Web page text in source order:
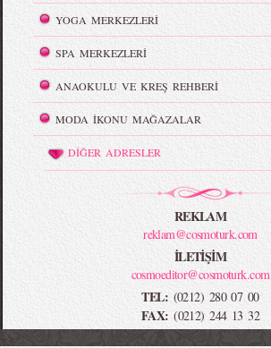
YOGA MERKEZLERİ
SPA MERKEZLERİ
ANAOKULU VE KREŞ REHBERİ
MODA İKONU MAĞAZALAR
DİĞER ADRESLER
REKLAM
reklam@cosmoturk.com
İLETİŞİM
cosmoeditor@cosmoturk.com
TEL: (0212) 280 07 00
FAX: (0212) 244 13 32
-->